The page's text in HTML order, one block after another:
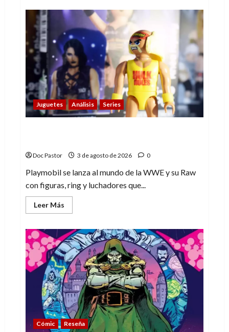
El
principito
de
Playmobil
conquista
con
su
sencillez
Juguetes Análisis Series
Doc Pastor 3 de agosto de 2026 0
Playmobil se lanza al mundo de la WWE y su Raw
con figuras, ring y luchadores que...
Leer Más
más
Playmobil
y
WWE
Raw:
primeras
impresiones
de
la
línea
Cómic Reseña